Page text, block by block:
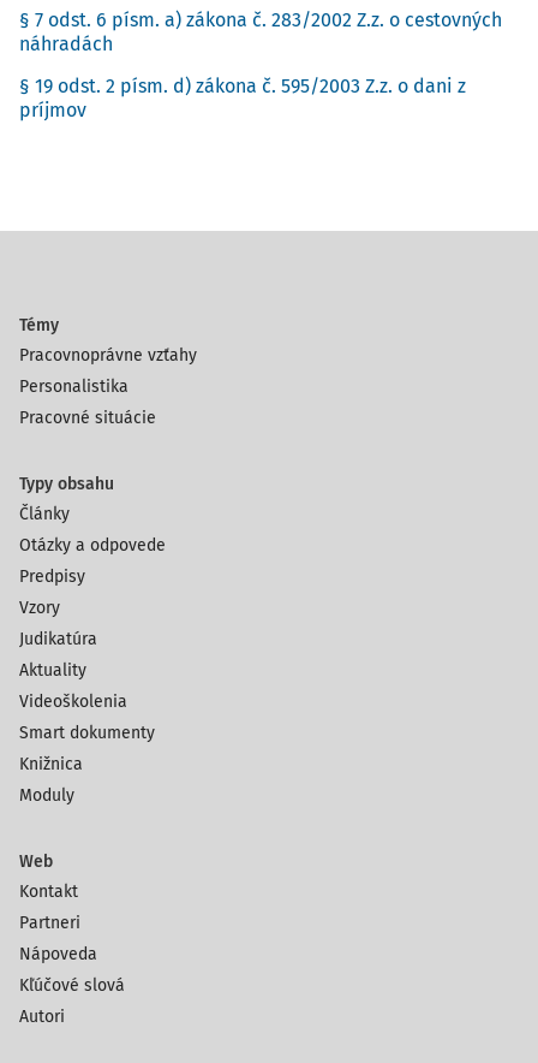
§ 7 odst. 6 písm. a) zákona č. 283/2002 Z.z. o cestovných
náhradách
§ 19 odst. 2 písm. d) zákona č. 595/2003 Z.z. o dani z
príjmov
Témy
Pracovnoprávne vzťahy
Personalistika
Pracovné situácie
Typy obsahu
Články
Otázky a odpovede
Predpisy
Vzory
Judikatúra
Aktuality
Videoškolenia
Smart dokumenty
Knižnica
Moduly
Web
Kontakt
Partneri
Nápoveda
Kľúčové slová
Autori